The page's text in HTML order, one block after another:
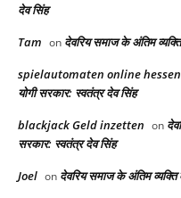
देव सिंह
Tam on देवरिय समाज के अंतिम
spielautomaten online hessen
योगी सरकार: स्वतंत्र देव सिंह
blackjack Geld inzetten on
सरकार: स्वतंत्र देव सिंह
Joel on देवरिय समाज के अंतिम व्यक्ति